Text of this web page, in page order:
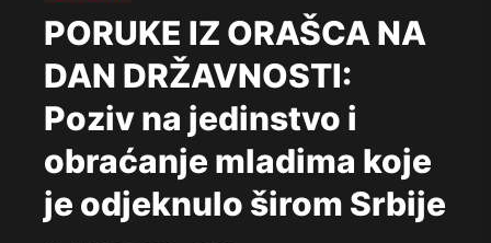
PORUKE IZ ORAŠCA NA
DAN DRŽAVNOSTI:
Poziv na jedinstvo i
obraćanje mladima koje
je odjeknulo širom Srbije